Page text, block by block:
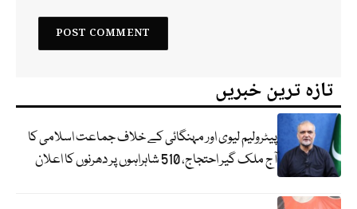
تازہ ترین خبریں
پیٹرولیم لیوی اور مہنگائی کے خلاف جماعت اسلامی کا
آج ملک گیر احتجاج، 510 شاہراہوں پر دھرنوں کا اعلان